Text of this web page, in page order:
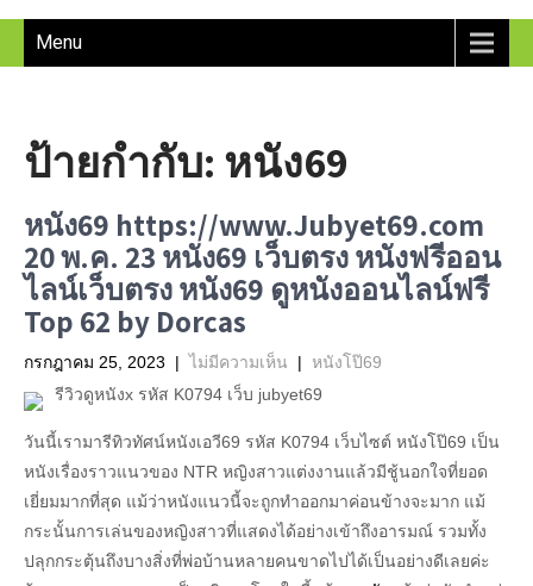
Menu
ป้ายกำกับ: หนัง69
หนัง69 https://www.Jubyet69.com
20 พ.ค. 23 หนัง69 เว็บตรง หนังฟรีออน
ไลน์เว็บตรง หนัง69 ดูหนังออนไลน์ฟรี
Top 62 by Dorcas
กรกฎาคม 25, 2023 |ไม่มีความเห็น | หนังโป๊69
รีวิวดูหนังx รหัส K0794 เว็บ jubyet69
วันนี้เรามารีทิวทัศน์หนังเอวี69 รหัส K0794 เว็บไซต์ หนังโป๊69 เป็น
หนังเรื่องราวแนวของ NTR หญิงสาวแต่งงานแล้วมีชู้นอกใจที่ยอด
เยี่ยมมากที่สุด แม้ว่าหนังแนวนี้จะถูกทำออกมาค่อนข้างจะมาก แม้
กระนั้นการเล่นของหญิงสาวที่แสดงได้อย่างเข้าถึงอารมณ์ รวมทั้ง
ปลุกกระตุ้นถึงบางสิ่งที่พ่อบ้านหลายคนขาดไปได้เป็นอย่างดีเลยค่ะ